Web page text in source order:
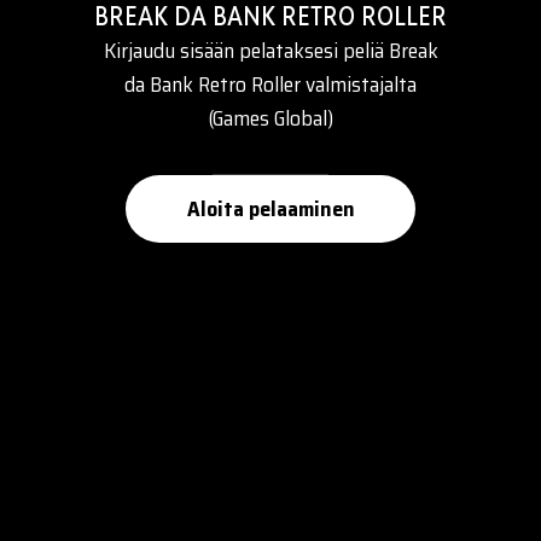
BREAK DA BANK RETRO ROLLER
Kirjaudu sisään pelataksesi peliä Break
da Bank Retro Roller valmistajalta
(Games Global)
Aloita pelaaminen